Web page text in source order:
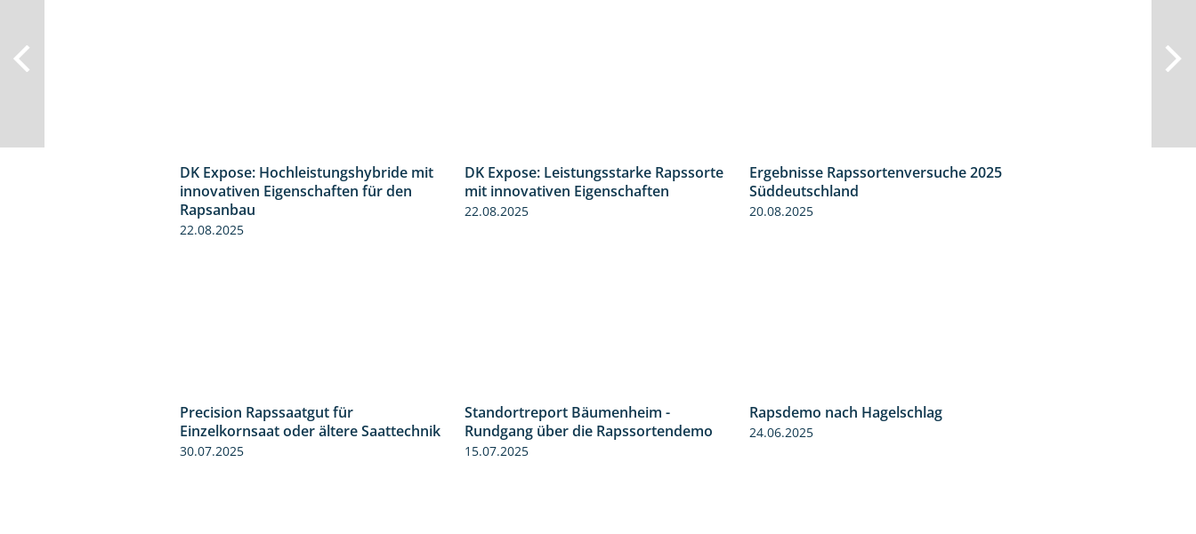
1:31
DK Expose: Hochleistungshybride mit
innovativen Eigenschaften für den
Rapsanbau
22.08.2025
DK Expose: Leistungsstarke Rapssorte
mit innovativen Eigenschaften
22.08.2025
Ergebnisse Rapssortenversuche 2025
Süddeutschland
20.08.2025
2:05
Precision Rapssaatgut für
Einzelkornsaat oder ältere Saattechnik
30.07.2025
6:03
Standortreport Bäumenheim -
Rundgang über die Rapssortendemo
15.07.2025
Rapsdemo nach Hagelschlag
24.06.2025